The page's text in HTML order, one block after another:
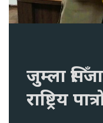
जुम्ला
राष्ट्रिय